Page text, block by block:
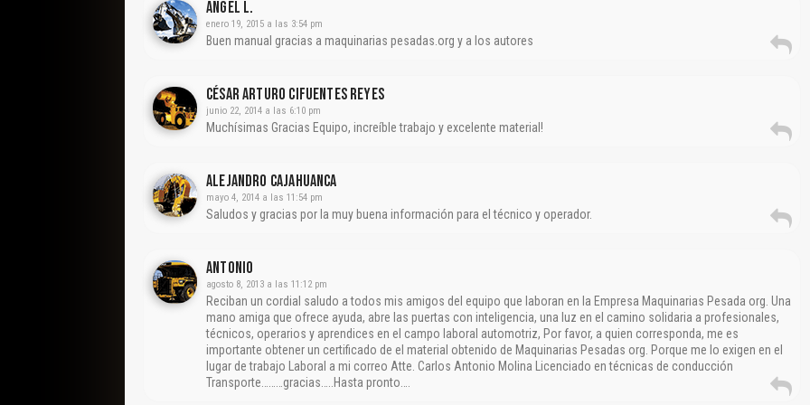
Ángel L.
enero 19, 2015 a las 3:54 pm
Buen manual gracias a maquinarias pesadas.org y a los autores
César Arturo Cifuentes Reyes
junio 22, 2014 a las 6:10 pm
Muchísimas Gracias Equipo, increíble trabajo y excelente material!
Alejandro Cajahuanca
mayo 4, 2014 a las 11:54 pm
Saludos y gracias por la muy buena información para el técnico y operador.
ANTONIO
agosto 8, 2013 a las 11:12 pm
Reciban un cordial saludo a todos mis amigos del equipo que laboran en la Empresa Maquinarias Pesada org. Una
mano amiga que ofrece ayuda, abre las puertas con inteligencia, una luz en el camino solidaria a profesionales,
técnicos, operarios y aprendices en el campo laboral automotriz, Por favor, a quien corresponda, me es
importante obtener un certificado de el material obtenido de Maquinarias Pesadas org. Porque me lo exigen en el
lugar de trabajo Laboral a mi correo Atte. Carlos Antonio Molina Licenciado en técnicas de conducción
Transporte………gracias…..Hasta pronto….